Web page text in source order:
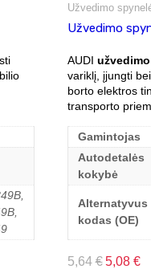
Užvedimo
Užvedimo
AUDI
variklį, įjungti
borto elektros
transporto
Gamintojas
Autodetalės
kokybė
Alternatyvus
kodas (OE)
5,64€ 5,08 €